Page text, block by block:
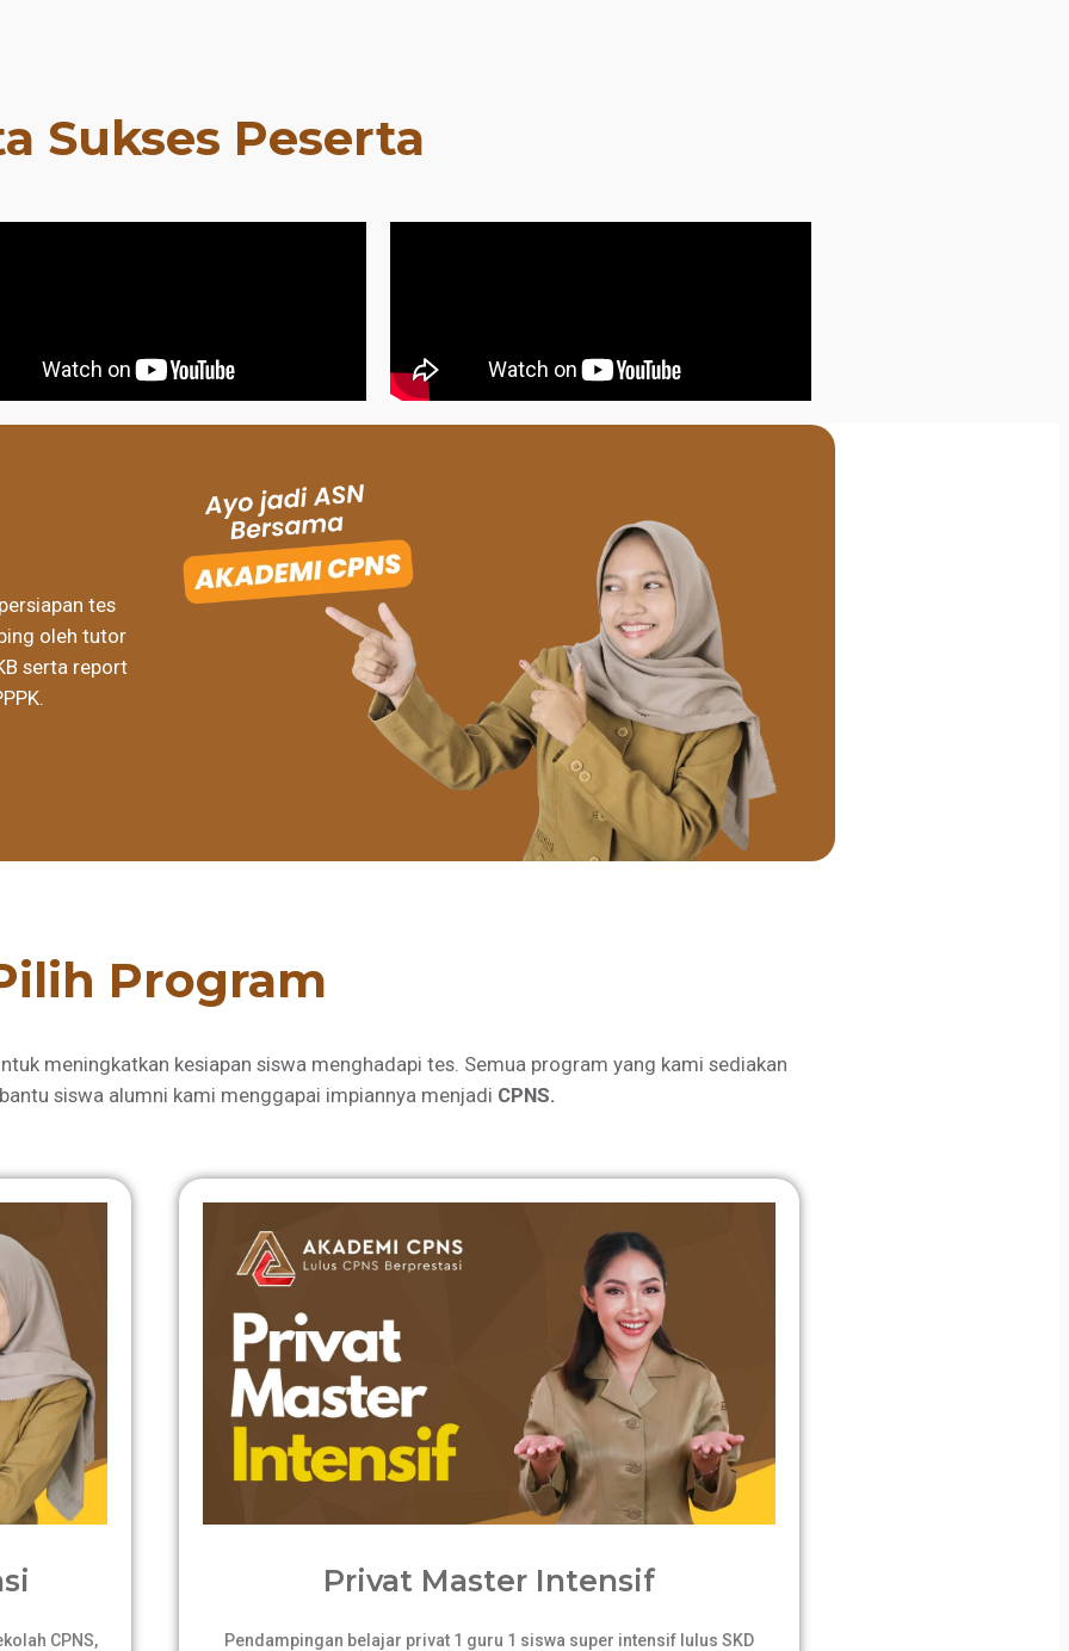
Sukses Peserta
tes
oleh tutor
serta report
Program
meningkatkan kesiapan siswa menghadapi tes. Semua program yang kami sediakan
siswa alumni kami menggapai impiannya menjadi CPNS.
CPNS,
Privat Master Intensif
Pendampingan belajar privat 1 guru 1 siswa super intensif lulus SKD